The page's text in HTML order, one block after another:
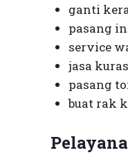
ganti
pasang
service
jasa
pasang
buat rak